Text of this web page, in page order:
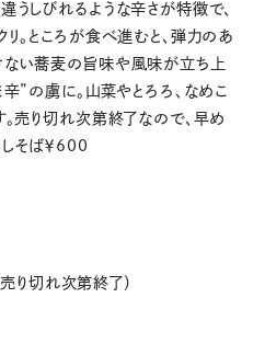
うしびれるような辛さが特徴で、
。ところが食べ進むと、弾力のあ
ない蕎麦の旨味や風味が立ち上
”の虜に。山菜やとろろ、なめこ
。売り切れ次第終了なので、早め
そば￥600
り切れ次第終了）